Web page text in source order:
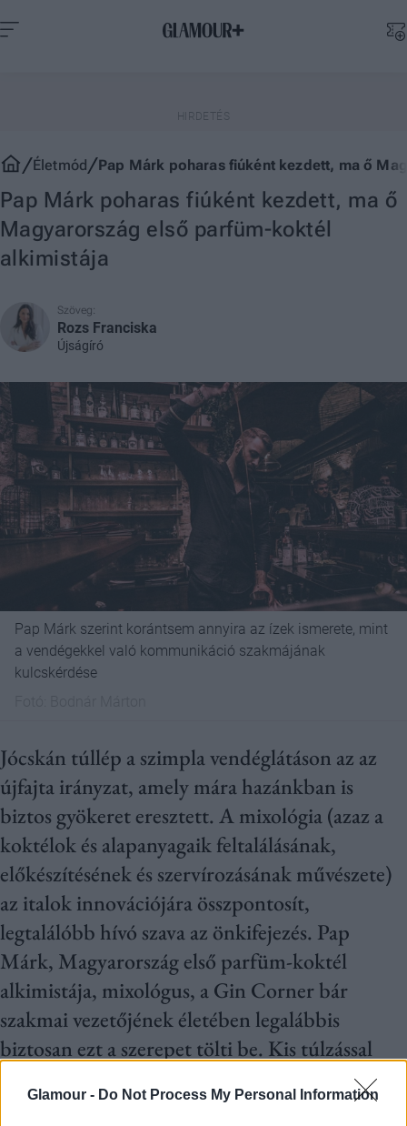
Glamour - Do Not Process My Personal Information
Életmód Pap Márk poharas fiúként kezdett, ma ő
Pap Márk poharas fiúként kezdett, ma ő
Magyarország első parfüm-koktél
alkimistája
Szöveg:
Rozs Franciska
Újságíró
Pap Márk szerint korántsem annyira az ízek ismerete, mint
a vendégekkel való kommunikáció szakmájának
kulcskérdése
Jócskán túllép a szimpla vendéglátáson az az
újfajta irányzat, amely mára hazánkban is
biztos gyökeret eresztett. A mixológia (azaz a
koktélok és alapanyagaik feltalálásának,
előkészítésének és szervírozásának művészete)
az italok innovációjára összpontosít,
legtalálóbb hívó szava az önkifejezés. Pap
Márk, Magyarország első parfüm-koktél
alkimistája, mixológus, a Gin Corner bár
szakmai vezetőjének életében legalábbis
biztosan ezt a szerepet tölti be. Kis túlzással
élve ugyanis alkímiáról van szó egy martinis
pohárban.